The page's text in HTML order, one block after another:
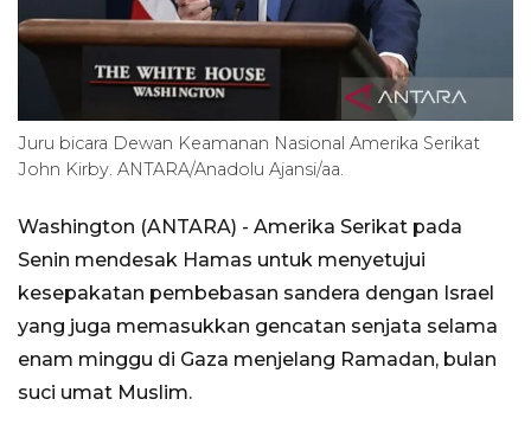
Juru bicara Dewan Keamanan Nasional Amerika Serikat
John Kirby. ANTARA/Anadolu Ajansi/aa.
Washington (ANTARA) - Amerika Serikat pada
Senin mendesak Hamas untuk menyetujui
kesepakatan pembebasan sandera dengan Israel
yang juga memasukkan gencatan senjata selama
enam minggu di Gaza menjelang Ramadan, bulan
suci umat Muslim.